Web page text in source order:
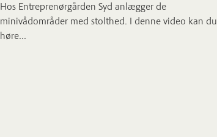
Hos Entreprenørgården Syd anlægger de
minivådområder med stolthed. I denne video kan du
høre...